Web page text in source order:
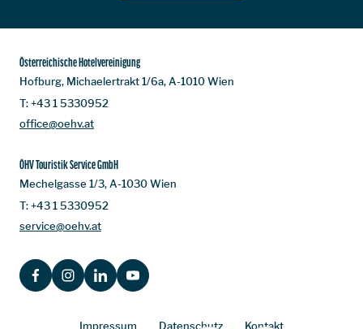
Österreichische Hotelvereinigung
Hofburg, Michaelertrakt 1/6a, A-1010 Wien
T:+43 1 5330952
office@oehv.at
ÖHV Touristik Service GmbH
Mechelgasse 1/3, A-1030 Wien
T:+43 1 5330952
service@oehv.at
FACEBOOKINSTAGRAMLINKEDINYOUTUBE
Impressum Datenschutz Kontakt